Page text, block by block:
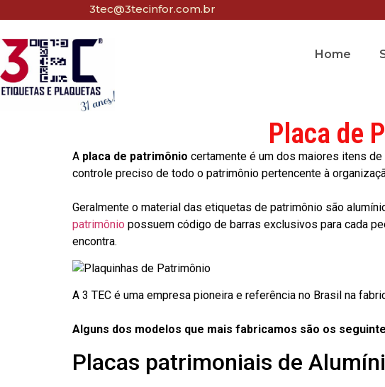
3tec@3tecinfor.com.br
Home
Placa de
A placa de patrimônio certamente é um dos maiores itens
controle preciso de todo o patrimônio pertencente à
Geralmente o material das etiquetas de patrimônio são
patrimônio possuem código de barras exclusivos para cada
encontra.
A 3 TEC é uma empresa pioneira e referência no Brasil na
Alguns dos modelos que mais fabricamos são os
Placas patrimoniais de